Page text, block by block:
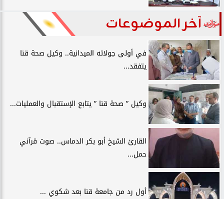
آخر الموضوعات
في أولى جولاته الميدانية.. وكيل صحة قنا
يتفقد...
وكيل ” صحة قنا ” يتابع الإستقبال والعمليات...
القارئ الشيخ أبو بكر الدماس.. صوت قرآني
حمل...
أول رد من جامعة قنا بعد شكوي ...